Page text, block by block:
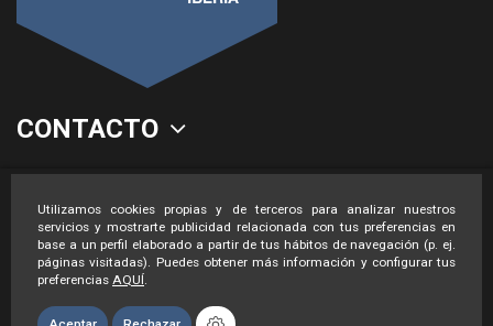
Utilizamos cookies propias y de terceros para analizar nuestros
servicios y mostrarte publicidad relacionada con tus preferencias en
base a un perfil elaborado a partir de tus hábitos de navegación (p. ej.
páginas visitadas). Puedes obtener más información y configurar tus
preferencias AQUÍ.
CONTACTO